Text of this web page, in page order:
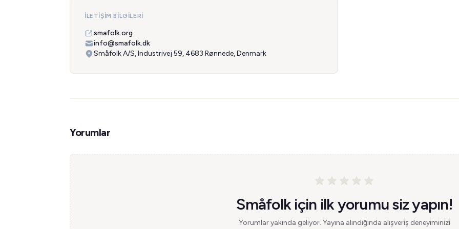
İLETIŞIM BILGILERI
smafolk.org
info@smafolk.dk
Småfolk A/S, Industrivej 59, 4683 Rønnede, Denmark
Yorumlar
Småfolk için ilk yorumu siz yapın!
Yorumlar yakında geliyor. Yayına alındığında alışveriş deneyiminizi